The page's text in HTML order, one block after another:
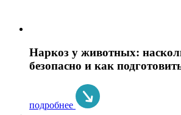
Наркоз у животных:
безопасно и как
подробнее